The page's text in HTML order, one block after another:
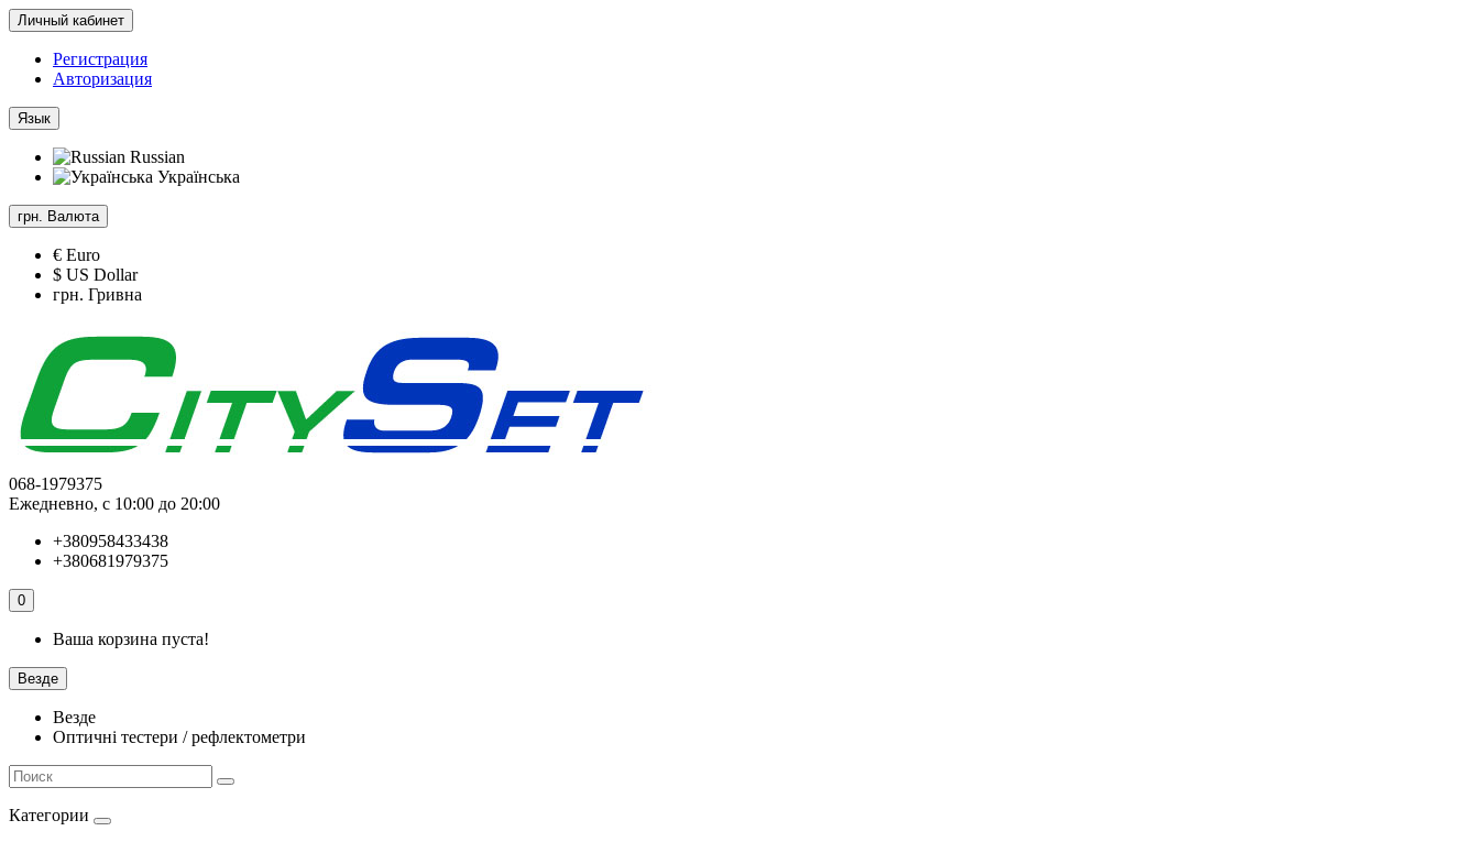
Личный кабинет
Регистрация
Авторизация
Язык
Russian
Українська
грн. Валюта
€ Euro
$ US Dollar
грн. Гривна
068-1979375
Ежедневно, с 10:00 до 20:00
+380958433438
+380681979375
0
Ваша корзина пуста!
Везде
Везде
Оптичні тестери / рефлектометри
Категории